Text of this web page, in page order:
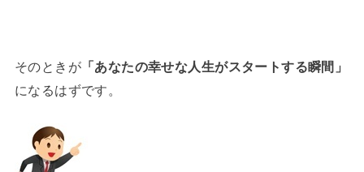
そのときが「あなたの幸せな人生がスタートする瞬間」
になるはずです。